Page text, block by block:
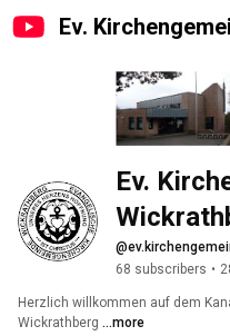
Ev.
Ev.
68 subscribers •
Herzlich willkommen auf dem
Wickrathberg ...more